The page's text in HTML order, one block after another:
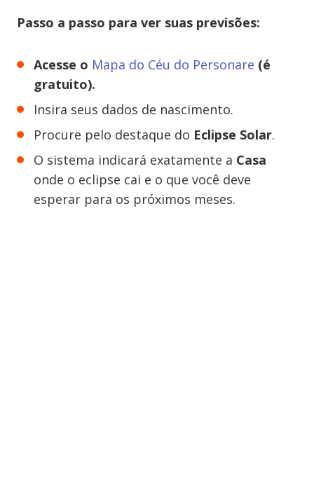
Passo a passo para ver suas previsões:
Acesse o Mapa do Céu do Personare (é
gratuito).
Insira seus dados de nascimento.
Procure pelo destaque do Eclipse Solar.
O sistema indicará exatamente a Casa
onde o eclipse cai e o que você deve
esperar para os próximos meses.